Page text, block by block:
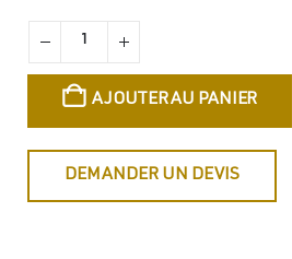
AJOUTER AU PANIER
DEMANDER UN DEVIS